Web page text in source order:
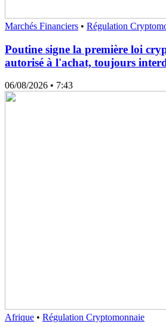
Marchés Financiers • Régulation
Poutine signe la première loi
autorisé à l'achat, toujours
06/08/2026 • 7:43
Afrique • Régulation Cryptomonnaie